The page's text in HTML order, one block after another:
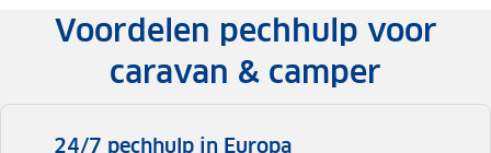
Voordelen pechhulp voor
caravan & camper
24/7 pechhulp in Europa